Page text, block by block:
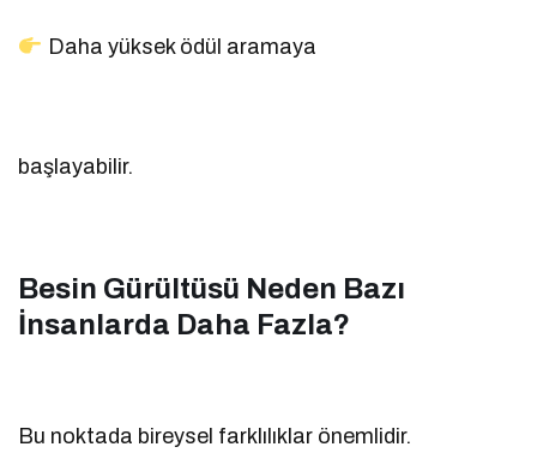
Daha yüksek ödül aramaya
başlayabilir.
Besin Gürültüsü Neden Bazı
İnsanlarda Daha Fazla?
Bu noktada bireysel farklılıklar önemlidir.